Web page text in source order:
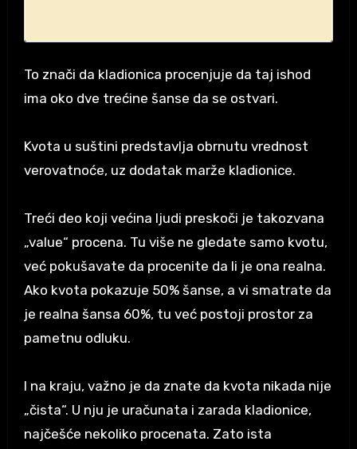
To znači da kladionica procenjuje da taj ishod
ima oko dve trećine šanse da se ostvari.
Kvota u suštini predstavlja obrnutu vrednost
verovatnoće, uz dodatak marže kladionice.
Treći deo koji većina ljudi preskoči je takozvana
„value“ procena. Tu više ne gledate samo kvotu,
već pokušavate da procenite da li je ona realna.
Ako kvota pokazuje 50% šanse, a vi smatrate da
je realna šansa 60%, tu već postoji prostor za
pametnu odluku.
I na kraju, važno je da znate da kvota nikada nije
„čista“. U nju je uračunata i zarada kladionice,
najčešće nekoliko procenata. Zato ista